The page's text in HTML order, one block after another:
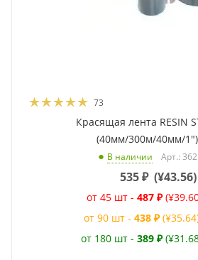
73
Красящая лента RESIN
(40мм/300м/40мм/
В наличии Арт.:
535₽ (¥43.56)
от 45 шт - 487 ₽
от 90 шт - 438 ₽
от 180 шт - 389 ₽